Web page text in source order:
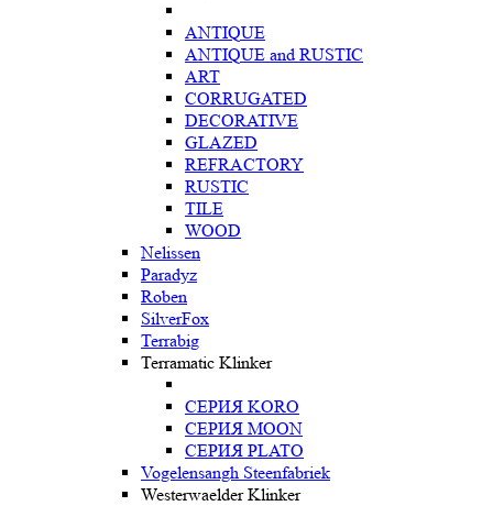
ANTIQUE
ANTIQUE and RUSTIC
ART
CORRUGATED
DECORATIVE
GLAZED
REFRACTORY
RUSTIC
TILE
WOOD
Nelissen
Paradyz
Roben
SilverFox
Terrabig
Terramatic Klinker
СЕРИЯ KORO
СЕРИЯ MOON
СЕРИЯ PLATO
Vogelensangh Steenfabriek
Westerwaelder Klinker